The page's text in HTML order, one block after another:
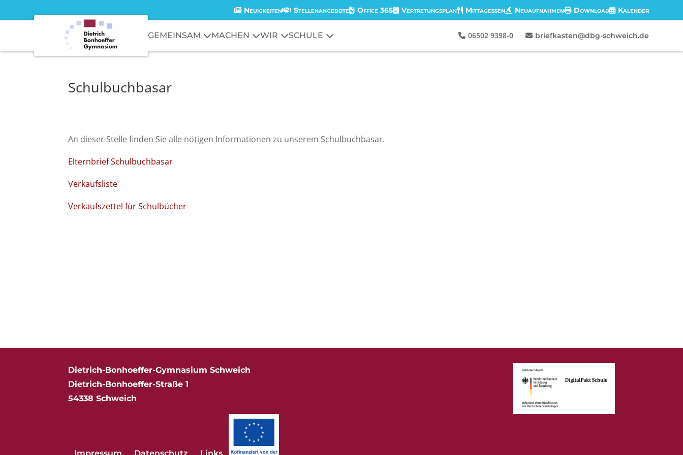
Neuigkeiten Stellenangebote Office 365 Vertretungsplan Mittagessen Neuaufnahmen Download Kalender
GEMEINSAM MACHEN WIR SCHULE 06502 9398-0 briefkasten@dbg-schweich.de
Schulbuchbasar
An dieser Stelle finden Sie alle nötigen Informationen zu unserem Schulbuchbasar.
Elternbrief Schulbuchbasar
Verkaufsliste
Verkaufszettel für Schulbücher
Dietrich-Bonhoeffer-Gymnasium Schweich
Dietrich-Bonhoeffer-Straße 1
54338 Schweich